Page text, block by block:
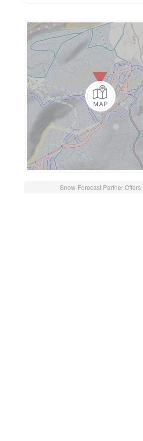
Snow-Forecast Partner Offers